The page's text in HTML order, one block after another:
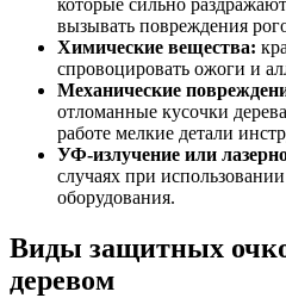
которые сильно
вызывать повреждения
Химические вещества:
спровоцировать ожоги и
Механические
отломанные кусочки
работе мелкие детали
УФ-излучение или
случаях при
оборудования.
Виды защитных
деревом